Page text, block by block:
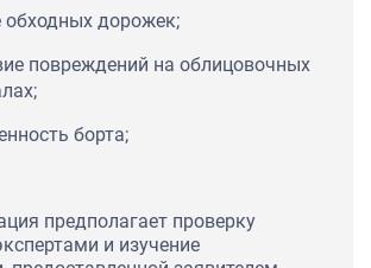
обходных дорожек;
повреждений на облицовочных
борта;
предполагает проверку
и изучение